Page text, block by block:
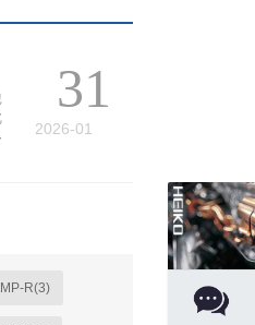
31
2026-01
MP-R(3)